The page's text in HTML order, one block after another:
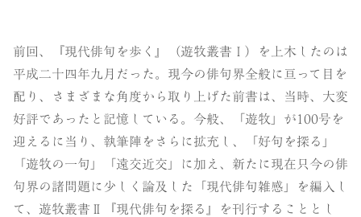
前回、『現代俳旬を歩く』（遊牧叢書Ⅰ）を上木したのは
平成二十四年九月だった。現今の俳句界全般に亘って目を
配り、さまざまな角度から取り上げた前書は、当時、大変
好評であったと記憶している。今般、「遊牧」が100号を
迎えるに当り、執筆陣をさらに拡充し、「好句を探る」
「遊牧の一句」「遠交近交」に加え、新たに現在只今の俳
句界の諸問題に少しく論及した「現代俳句雑感」を編入し
て、遊牧叢書Ⅱ『現代俳句を探る』を刊行することとし